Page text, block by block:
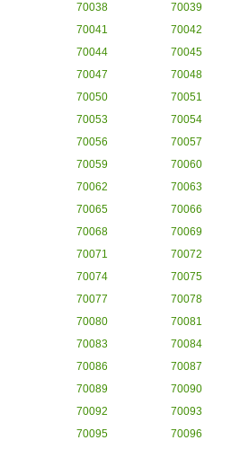
70038
70039
70041
70042
70044
70045
70047
70048
70050
70051
70053
70054
70056
70057
70059
70060
70062
70063
70065
70066
70068
70069
70071
70072
70074
70075
70077
70078
70080
70081
70083
70084
70086
70087
70089
70090
70092
70093
70095
70096